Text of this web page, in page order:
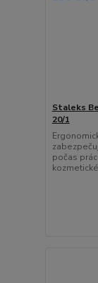
Staleks
20/1
počas